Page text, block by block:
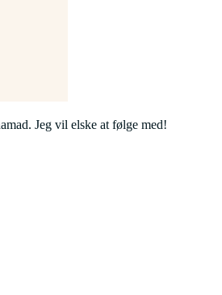
Jeg vil elske at følge med!